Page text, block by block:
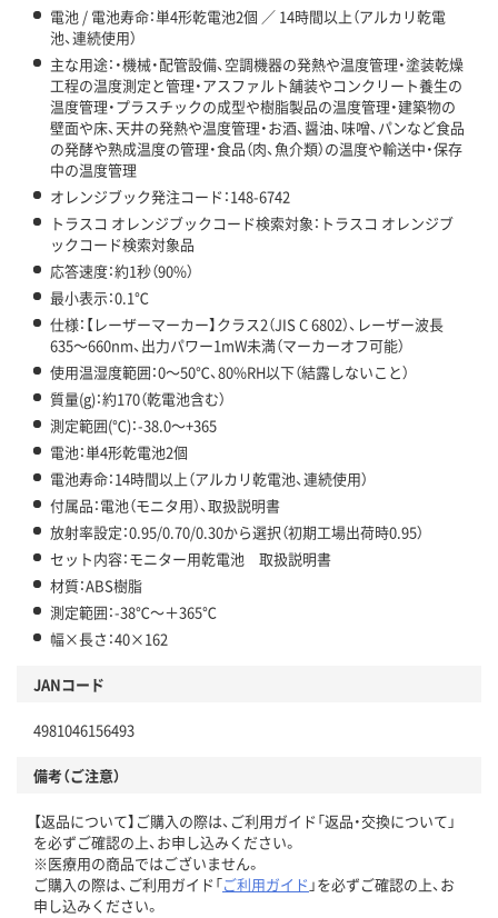
電池 / 電池寿命：単4形乾電池2個 ／ 14時間以上（アルカリ乾電
池、連続使用）
主な用途：・機械・配管設備、空調機器の発熱や温度管理・塗装乾燥
工程の温度測定と管理・アスファルト舗装やコンクリート養生の
温度管理・プラスチックの成型や樹脂製品の温度管理・建築物の
壁面や床、天井の発熱や温度管理・お酒、醤油、味噌、パンなど食品
の発酵や熟成温度の管理・食品（肉、魚介類）の温度や輸送中・保存
中の温度管理
オレンジブック発注コード：148-6742
トラスコ オレンジブックコード検索対象：トラスコ オレンジブ
ックコード検索対象品
応答速度：約1秒（90%）
最小表示：0.1℃
仕様：【レーザーマーカー】クラス2（JIS C 6802）、レーザー波長
635～660nm、出力パワー1mW未満（マーカーオフ可能）
使用温湿度範囲：0～50℃、80%RH以下（結露しないこと）
質量(g)：約170（乾電池含む）
測定範囲(℃)：-38.0～+365
電池：単4形乾電池2個
電池寿命：14時間以上（アルカリ乾電池、連続使用）
付属品：電池（モニタ用）、取扱説明書
放射率設定：0.95/0.70/0.30から選択（初期工場出荷時0.95）
セット内容：モニター用乾電池 取扱説明書
材質：ABS樹脂
測定範囲：-38℃～＋365℃
幅×長さ：40×162
JANコード
4981046156493
備考（ご注意）
【返品について】ご購入の際は、ご利用ガイド「返品・交換について」
を必ずご確認の上、お申し込みください。
※医療用の商品ではございません。
ご購入の際は、ご利用ガイド「ご利用ガイド 」を必ずご確認の上、お
申し込みください。